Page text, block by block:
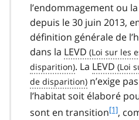
l’endommagement ou
depuis le 30 juin 2013,
définition générale de
dans la LEVD
. La LEVD
n’exige
l’habitat soit élaboré
sont en transitionf[1],